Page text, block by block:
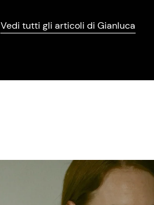
Vedi tutti gli articoli di Gianluca